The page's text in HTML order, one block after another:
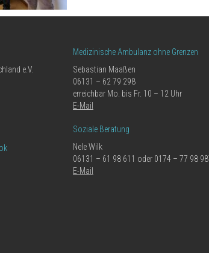
e.V.
Medizinische Ambulanz ohne Grenzen
Sebastian Maaßen
06131 – 62 79 298
erreichbar Mo. bis Fr. 10 – 12 Uhr
E-Mail
Soziale Beratung
Nele Wilk
06131 – 61 98 611 oder 0174 – 77 98
E-Mail